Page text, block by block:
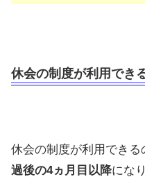
休会の制度が利用でき
休会の制度が利用できる
過後の4ヵ月目以降にな